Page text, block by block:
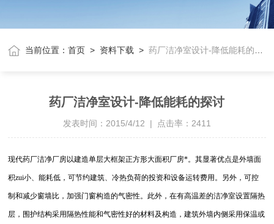
当前位置：首页 > 资料下载 >药厂洁净室设计-降低能耗的探讨
药厂洁净室设计-降低能耗的探讨
发表时间：2015/4/12 | 点击率：2411
现代药厂洁净厂房以建造单层大框架正方形大面积厂房*。其显著优点是外墙面
积zui小、能耗低，可节约建筑、冷热负荷的投资和设备运转费用。另外，可控
制和减少窗墙比，加强门窗构造的气密性。此外，在有高温差的洁净室设置隔热
层，围护结构采用隔热性能和气密性好的材料及构造，建筑外墙内侧采用保温或